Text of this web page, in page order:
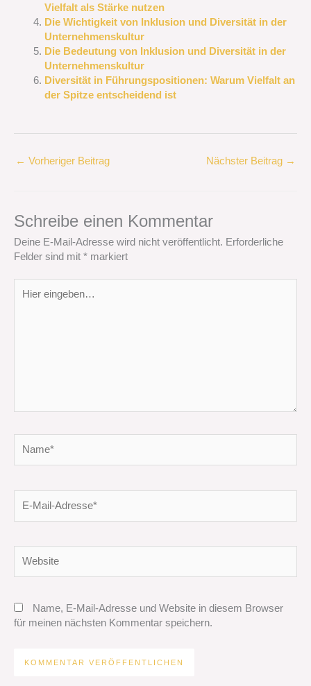
Vielfalt als Stärke nutzen
Die Wichtigkeit von Inklusion und Diversität in der
Unternehmenskultur
Die Bedeutung von Inklusion und Diversität in der
Unternehmenskultur
Diversität in Führungspositionen: Warum Vielfalt an
der Spitze entscheidend ist
← Vorheriger Beitrag Nächster Beitrag →
Schreibe einen Kommentar
Deine E-Mail-Adresse wird nicht veröffentlicht. Erforderliche
Felder sind mit * markiert
eingeben…
Mail-
Name, E-Mail-Adresse und Website in diesem Browser
für meinen nächsten Kommentar speichern.